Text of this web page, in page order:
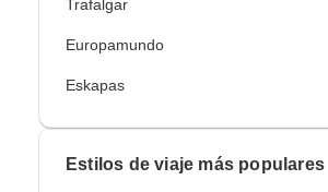
Trafalgar
Europamundo
Eskapas
Estilos de viaje más populares